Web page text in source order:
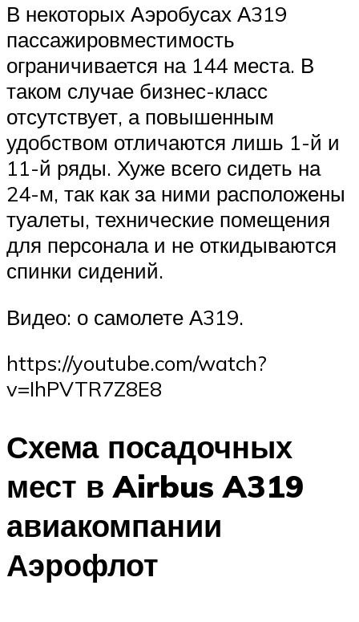
В некоторых Аэробусах А319
пассажировместимость
ограничивается на 144 места. В
таком случае бизнес-класс
отсутствует, а повышенным
удобством отличаются лишь 1-й и
11-й ряды. Хуже всего сидеть на
24-м, так как за ними расположены
туалеты, технические помещения
для персонала и не откидываются
спинки сидений.
Видео: о самолете А319.
https://youtube.com/watch?
v=IhPVTR7Z8E8
Схема посадочных
мест в Airbus A319
авиакомпании
Аэрофлот